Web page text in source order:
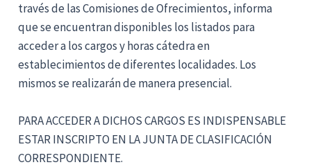
través de las Comisiones de Ofrecimientos, informa
que se encuentran disponibles los listados para
acceder a los cargos y horas cátedra en
establecimientos de diferentes localidades. Los
mismos se realizarán de manera presencial.
PARA ACCEDER A DICHOS CARGOS ES INDISPENSABLE
ESTAR INSCRIPTO EN LA JUNTA DE CLASIFICACIÓN
CORRESPONDIENTE.